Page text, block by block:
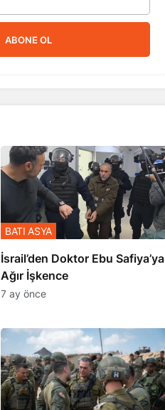
ABONE OL
İsrail’den Doktor Ebu Safiya’ya
Ağır İşkence
BATI ASYA
7 ay önce